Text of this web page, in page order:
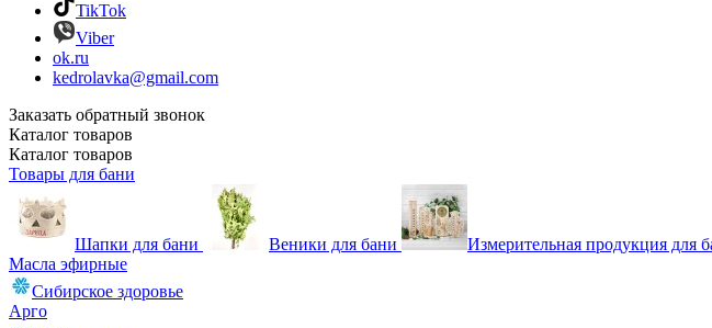
TikTok
Viber
ok.ru
kedrolavka@gmail.com
Заказать обратный звонок
Каталог товаров
Каталог товаров
Товары для бани
Шапки для бани Веники для бани
Измерительная продукция для
Масла эфирные
Сибирское здоровье
Арго